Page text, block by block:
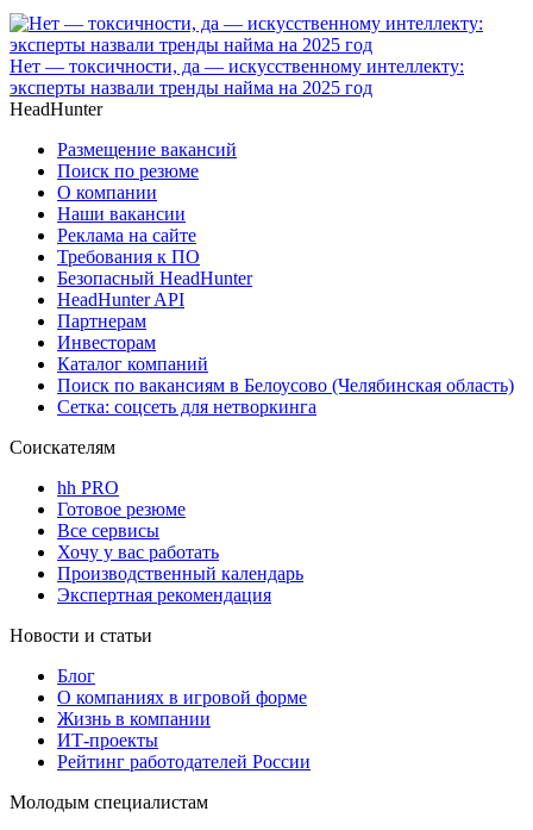
Нет — токсичности, да — искусственному интеллекту:
эксперты назвали тренды найма на 2025 год
HeadHunter
Размещение вакансий
Поиск по резюме
О компании
Наши вакансии
Реклама на сайте
Требования к ПО
Безопасный HeadHunter
HeadHunter API
Партнерам
Инвесторам
Каталог компаний
Поиск по вакансиям в Белоусово (Челябинская область)
Сетка: соцсеть для нетворкинга
Соискателям
hh PRO
Готовое резюме
Все сервисы
Хочу у вас работать
Производственный календарь
Экспертная рекомендация
Новости и статьи
Блог
О компаниях в игровой форме
Жизнь в компании
ИТ-проекты
Рейтинг работодателей России
Молодым специалистам